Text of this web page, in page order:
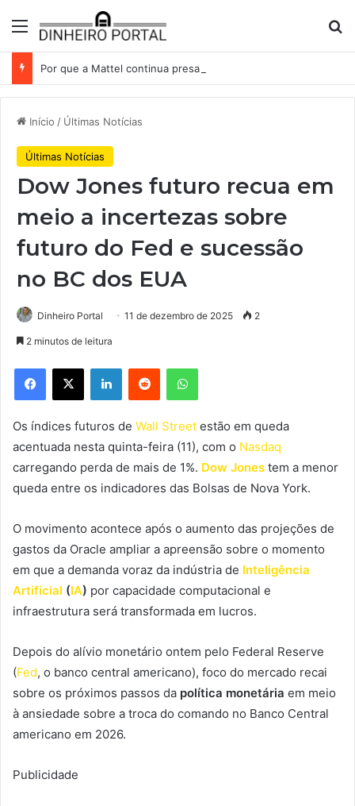
Menu
Início / Últimas Notícias
Últimas Notícias
Dow Jones futuro recua em
meio a incertezas sobre
futuro do Fed e sucessão
no BC dos EUA
Dinheiro Portal 11 de dezembro de 2025 2
2 minutos de leitura
Facebook
X LinkedinReddit WhatsApp
Os índices futuros de Wall Street estão em queda
acentuada nesta quinta-feira (11), com o Nasdaq
carregando perda de mais de 1%. Dow Jones tem a menor
queda entre os indicadores das Bolsas de Nova York.
O movimento acontece após o aumento das projeções de
gastos da Oracle ampliar a apreensão sobre o momento
em que a demanda voraz da indústria de Inteligência
Artificial (IA) por capacidade computacional e
infraestrutura será transformada em lucros.
Depois do alívio monetário ontem pelo Federal Reserve
(Fed, o banco central americano), foco do mercado recai
sobre os próximos passos da política monetária em meio
à ansiedade sobre a troca do comando no Banco Central
americano em 2026.
Publicidade